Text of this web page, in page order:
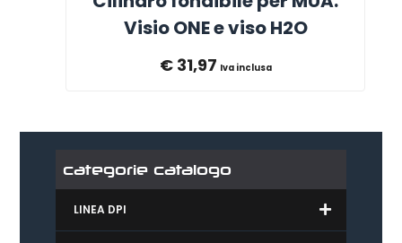
Visio ONE e viso H2O
€31,97 Iva inclusa
categorie catalogo
LINEA DPI